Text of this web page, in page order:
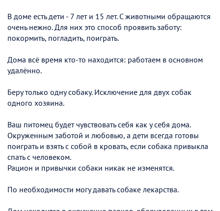
В доме есть дети - 7 лет и 15 лет. С животными обращаются
очень нежно. Для них это способ проявить заботу:
покормить, погладить, поиграть.
Дома всё время кто-то находится: работаем в основном
удалённо.
Беру только одну собаку. Исключение для двух собак
одного хозяина.
Ваш питомец будет чувствовать себя как у себя дома.
Окруженным заботой и любовью, а дети всегда готовы
поиграть и взять с собой в кровать, если собака привыкла
спать с человеком.
Рацион и привычки собаки никак не изменятся.
По необходимости могу давать собаке лекарства.